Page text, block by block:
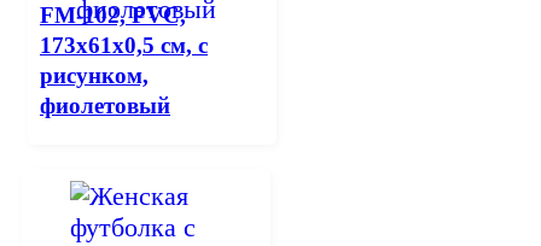
FM-102, PVC,
173x61x0,5 см, с
рисунком,
фиолетовый